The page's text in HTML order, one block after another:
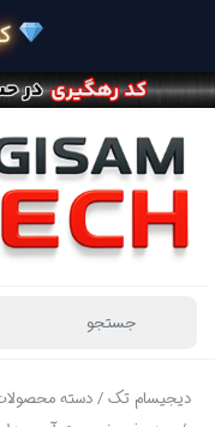
دیجیسام تک/دسته
کیفیت